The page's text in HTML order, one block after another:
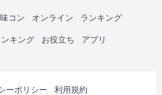
コン オンライン ランキング
キング お役立ち アプリ
ーポリシー 利用規約